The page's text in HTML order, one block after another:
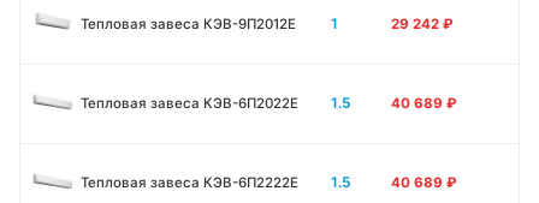
Тепловая завеса КЭВ-9П2012Е 1 29 242 ₽
Тепловая завеса КЭВ-6П2022Е 1.5 40 689 ₽
Тепловая завеса КЭВ-6П2222Е 1.5 40 689 ₽